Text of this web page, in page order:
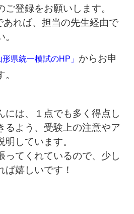
登録をお願いします。
れば、担当の先生経由で
形県統一模試のHP」 からお申
には、１点でも多く得点し
るよう、受験上の注意やア
明しています。
ってくれているので、少し
ば嬉しいです！